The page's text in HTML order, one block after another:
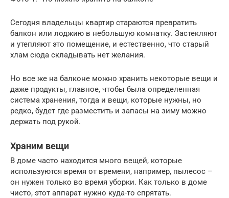
Сегодня владельцы квартир стараются превратить
балкон или лоджию в небольшую комнатку. Застекляют
и утепляют это помещение, и естественно, что старый
хлам сюда складывать нет желания.
Но все же на балконе можно хранить некоторые вещи и
даже продукты, главное, чтобы была определенная
система хранения, тогда и вещи, которые нужны, но
редко, будет где разместить и запасы на зиму можно
держать под рукой.
Храним вещи
В доме часто находится много вещей, которые
используются время от времени, например, пылесос –
он нужен только во время уборки. Как только в доме
чисто, этот аппарат нужно куда-то спрятать.